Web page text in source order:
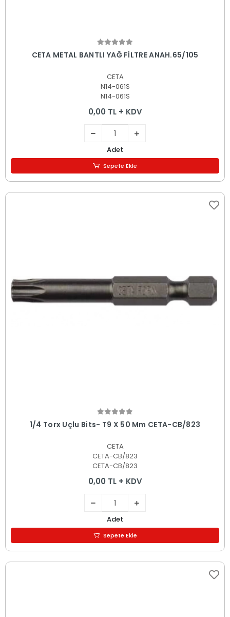
Sepete Ekle
CETA METAL BANTLI YAĞ FİLTRE ANAH.65/105
CETA
N14-061S
N14-061S
0,00 TL + KDV
Adet
Sepete Ekle
Sepete Ekle
1/4 Torx Uçlu Bits- T9 X 50 Mm CETA-CB/823
CETA
CETA-CB/823
CETA-CB/823
0,00 TL + KDV
Adet
Sepete Ekle